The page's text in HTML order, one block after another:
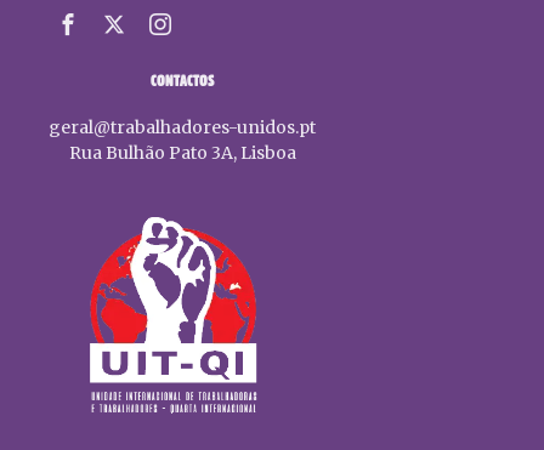
CONTACTOS
geral@trabalhadores-unidos.pt
Rua Bulhão Pato 3A, Lisboa